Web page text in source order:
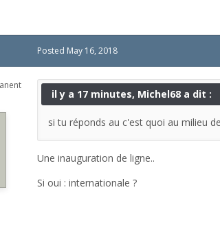
Posted May 16, 2018
il y a 17 minutes, Michel68 a dit :
si tu réponds au c'est quoi au milieu
Une inauguration de ligne..
Si oui : internationale ?